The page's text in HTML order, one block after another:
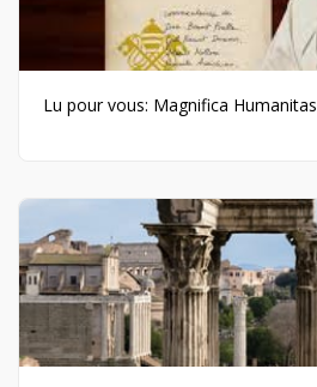
Lu pour vous: Magnifica Humanitas